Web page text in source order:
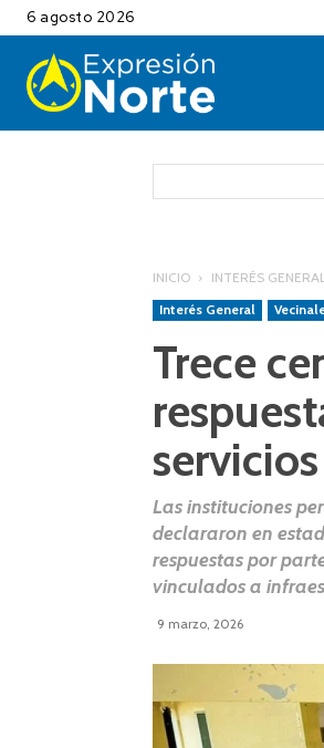
6 agosto 2026
INICIO INTERÉS
Interés General
Trece
servicios
Las instituciones
declararon en
respuestas por
vinculados a
9 marzo, 2026